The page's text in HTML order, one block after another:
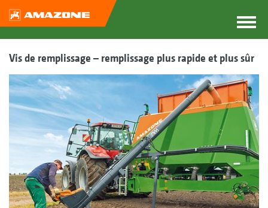
Vis de remplissage – remplissage plus rapide et plus sûr